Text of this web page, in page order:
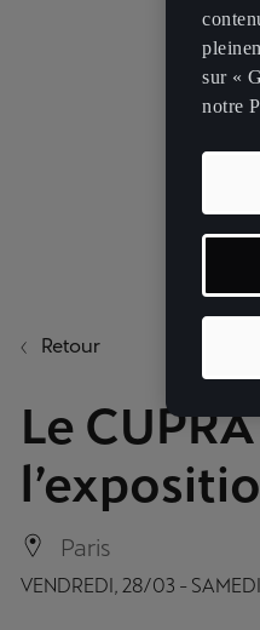
Retour
Le
Paris
VENDREDI, 28/03 -
sur «
notre